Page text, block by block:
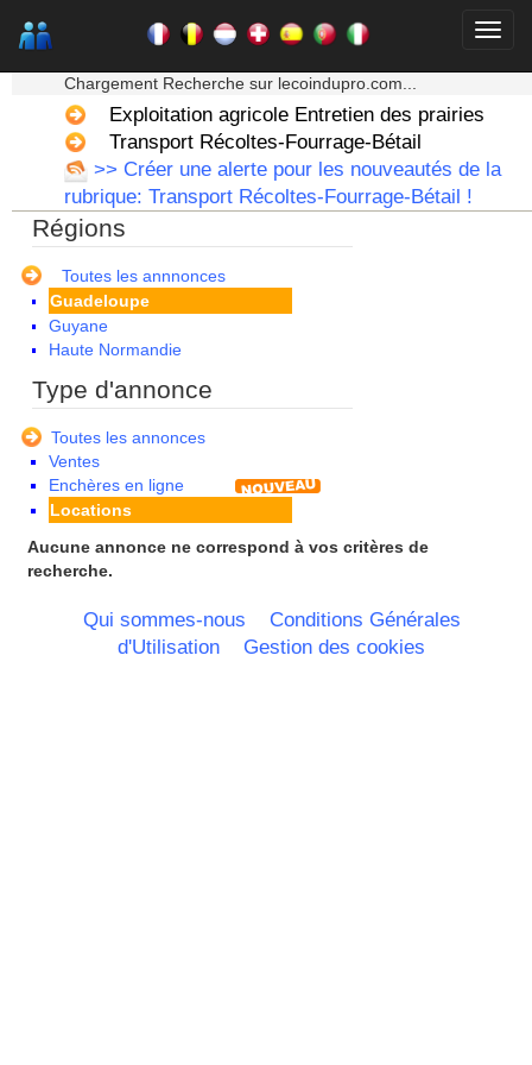
Chargement Recherche sur lecoindupro.com...
Exploitation agricole Entretien des prairies
Transport Récoltes-Fourrage-Bétail
>> Créer une alerte pour les nouveautés de la
rubrique: Transport Récoltes-Fourrage-Bétail !
Régions
Toutes les annnonces
Aquitaine
Auvergne
Basse Normandie
Bourgogne
Bretagne
Centre
Champagne Ardenne
Corse
Franche Comte - Suisse
Guadeloupe
Guyane
Haute Normandie
La Réunion
Limousin
Lorraine
Martinique
Mayotte
Midi Pyrenees - Espagne -
Portugal
Pays Bas
Pays de la Loire
Type d'annonce
Toutes les annonces
Ventes
Enchères en ligne
Locations
Aucune annonce ne correspond à vos critères de
recherche.
Qui sommes-nous
Conditions Générales
d'Utilisation
Gestion des cookies